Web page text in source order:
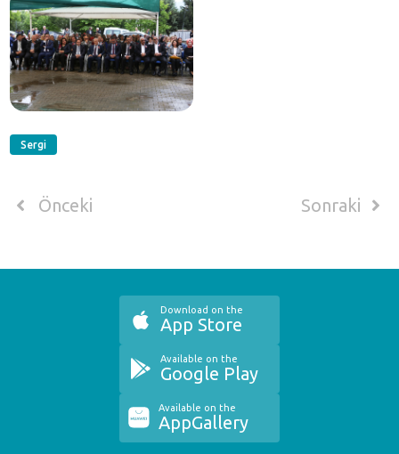
Sergi
Önceki Sonraki
Download on the
App Store
Available on the
Google Play
Available on the
AppGallery